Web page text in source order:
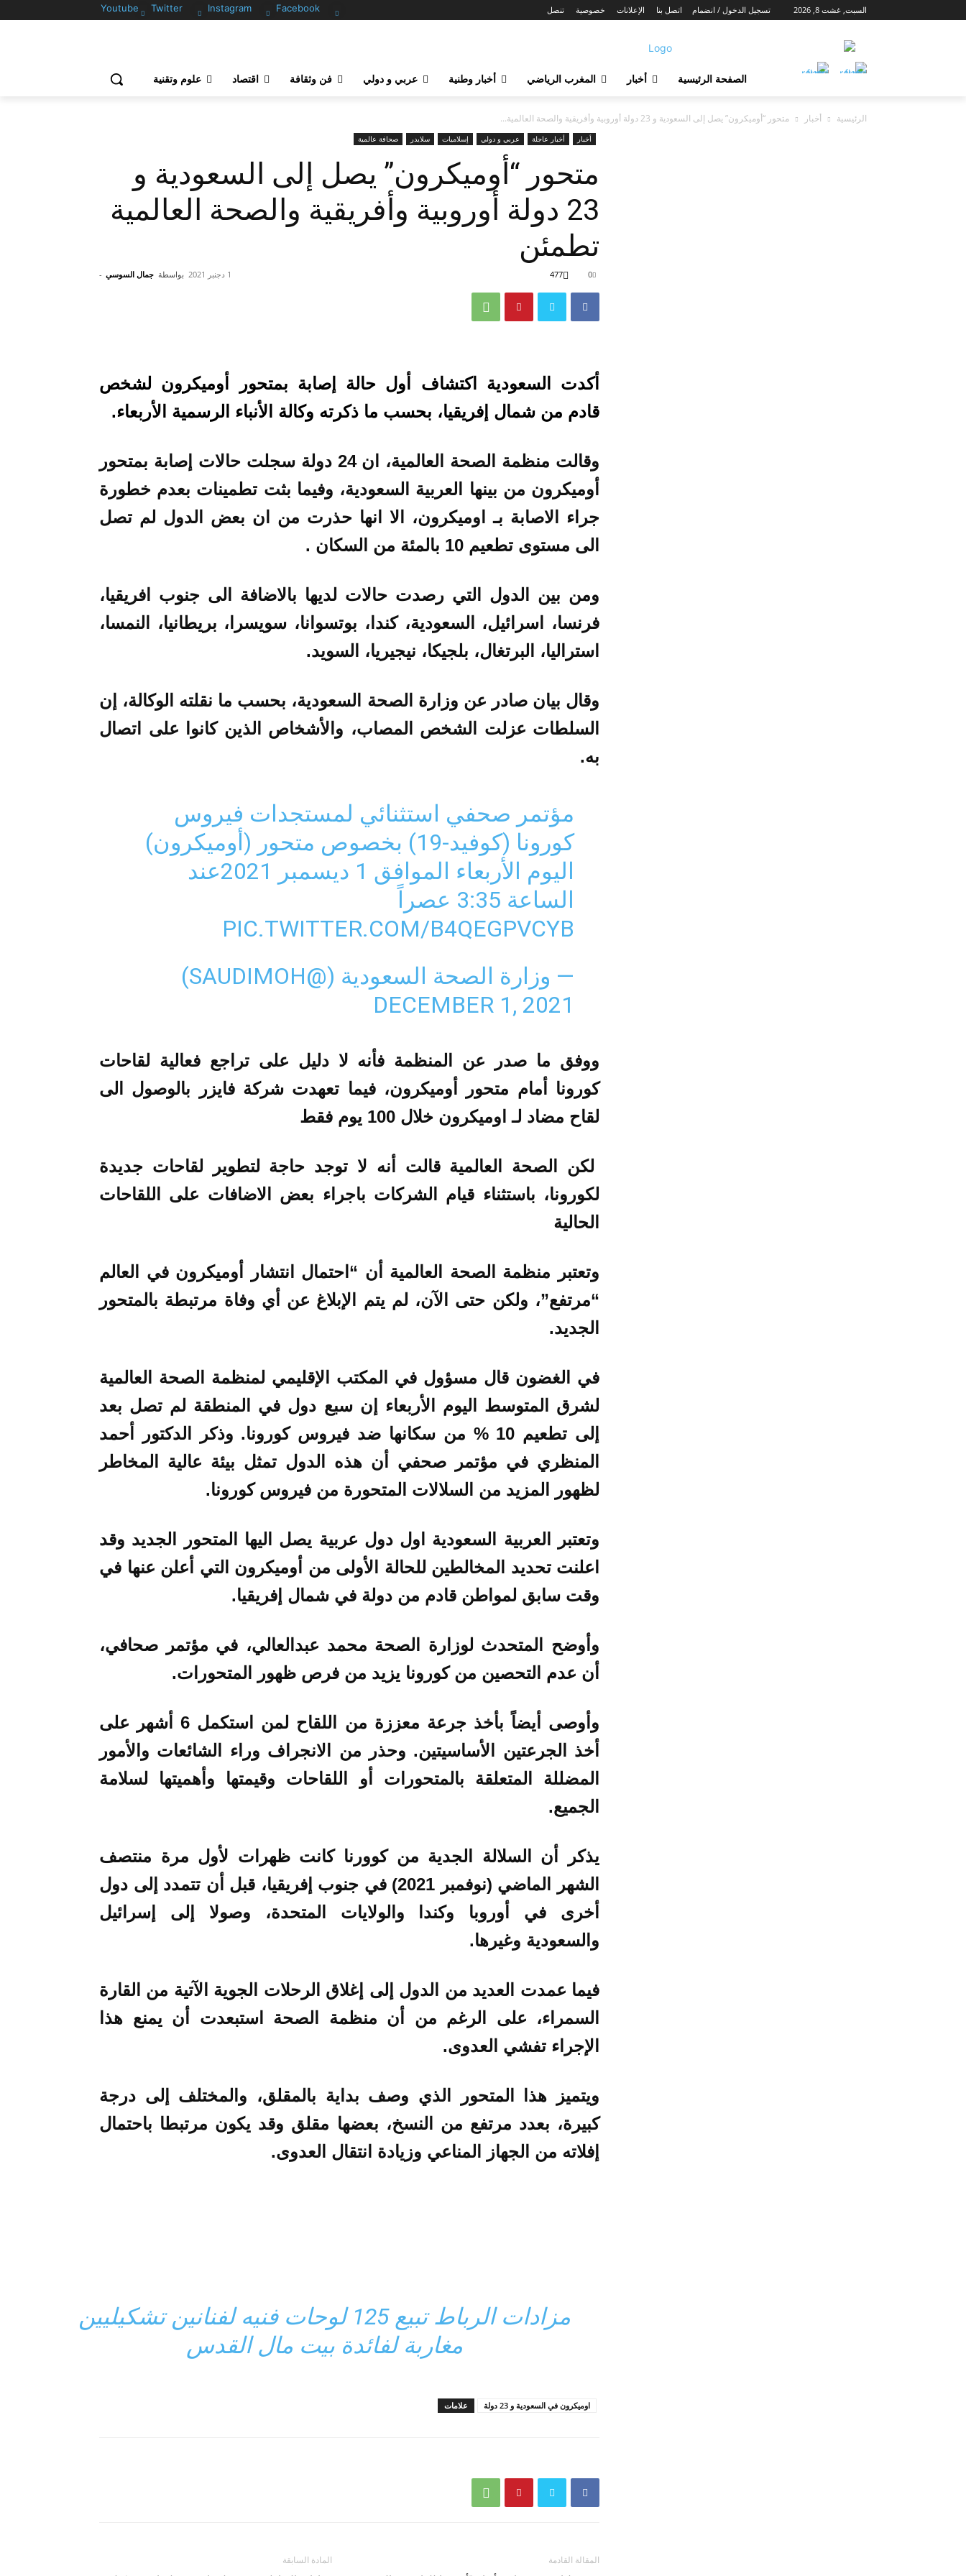
Facebook
Instagram
Twitter
Youtube السبت, غشت 8, 2026 تسجيل الدخول / انضمام تنصل خصوصية الإعلانات اتصل بنا
الصفحة الرئيسية أخبار المغرب الرياضي أخبار وطنية عربي و دولي فن وثقافة اقتصاد علوم وتقنية
الرئيسية أخبار متحور “أوميكرون” يصل إلى السعودية و 23 دولة أوروبية وأفريقية والصحة العالمية...
أخبار أخبار عاجلة عربي و دولي إسلاميات سلايدر صحافة عالمية
متحور “أوميكرون” يصل إلى السعودية و
23 دولة أوروبية وأفريقية والصحة العالمية
تطمئن
بواسطة جمال السوسي - 1 دجنبر 2021 0
477
أكدت السعودية اكتشاف أول حالة إصابة بمتحور أوميكرون لشخص
قادم من شمال إفريقيا، بحسب ما ذكرته وكالة الأنباء الرسمية الأربعاء.
وقالت منظمة الصحة العالمية، ان 24 دولة سجلت حالات إصابة بمتحور
أوميكرون من بينها العربية السعودية، وفيما بثت تطمينات بعدم خطورة
جراء الاصابة بـ اوميكرون، الا انها حذرت من ان بعض الدول لم تصل
الى مستوى تطعيم 10 بالمئة من السكان .
ومن بين الدول التي رصدت حالات لديها بالاضافة الى جنوب افريقيا،
فرنسا، اسرائيل، السعودية، كندا، بوتسوانا، سويسرا، بريطانيا، النمسا،
استراليا، البرتغال، بلجيكا، نيجيريا، السويد.
وقال بيان صادر عن وزارة الصحة السعودية، بحسب ما نقلته الوكالة، إن
السلطات عزلت الشخص المصاب، والأشخاص الذين كانوا على اتصال
به.
كورونا⁩⁩ (⁦كوفيد-19⁩) ⁦بخصوص متحور (أوميكرون)
اليوم الأربعاء الموافق 1 ديسمبر 2021عند
الساعة 3:35 عصراً
PIC.TWITTER.COM/B4QEGPVCYB
— وزارة الصحة السعودية (@SAUDIMOH)
DECEMBER 1, 2021
ووفق ما صدر عن المنظمة فأنه لا دليل على تراجع فعالية لقاحات
كورونا أمام متحور أوميكرون، فيما تعهدت شركة فايزر بالوصول الى
لقاح مضاد لـ اوميكرون خلال 100 يوم فقط
لكن الصحة العالمية قالت أنه لا توجد حاجة لتطوير لقاحات جديدة
لكورونا، باستثناء قيام الشركات باجراء بعض الاضافات على اللقاحات
الحالية
وتعتبر منظمة الصحة العالمية أن “احتمال انتشار أوميكرون في العالم
“مرتفع”، ولكن حتى الآن، لم يتم الإبلاغ عن أي وفاة مرتبطة بالمتحور
الجديد.
في الغضون قال مسؤول في المكتب الإقليمي لمنظمة الصحة العالمية
لشرق المتوسط اليوم الأربعاء إن سبع دول في المنطقة لم تصل بعد
إلى تطعيم 10 % من سكانها ضد فيروس كورونا. وذكر الدكتور أحمد
المنظري في مؤتمر صحفي أن هذه الدول تمثل بيئة عالية المخاطر
لظهور المزيد من السلالات المتحورة من فيروس كورونا.
وتعتبر العربية السعودية اول دول عربية يصل اليها المتحور الجديد وقد
اعلنت تحديد المخالطين للحالة الأولى من أوميكرون التي أعلن عنها في
وقت سابق لمواطن قادم من دولة في شمال إفريقيا.
وأوضح المتحدث لوزارة الصحة محمد عبدالعالي، في مؤتمر صحافي،
أن عدم التحصين من كورونا يزيد من فرص ظهور المتحورات.
وأوصى أيضاً بأخذ جرعة معززة من اللقاح لمن استكمل 6 أشهر على
أخذ الجرعتين الأساسيتين. وحذر من الانجراف وراء الشائعات والأمور
المضللة المتعلقة بالمتحورات أو اللقاحات وقيمتها وأهميتها لسلامة
الجميع.
يذكر أن السلالة الجدية من كوورنا كانت ظهرات لأول مرة منتصف
الشهر الماضي (نوفمبر 2021) في جنوب إفريقيا، قبل أن تتمدد إلى دول
أخرى في أوروبا وكندا والولايات المتحدة، وصولا إلى إسرائيل
والسعودية وغيرها.
فيما عمدت العديد من الدول إلى إغلاق الرحلات الجوية الآتية من القارة
السمراء، على الرغم من أن منظمة الصحة استبعدت أن يمنع هذا
الإجراء تفشي العدوى.
ويتميز هذا المتحور الذي وصف بداية بالمقلق، والمختلف إلى درجة
كبيرة، بعدد مرتفع من النسخ، بعضها مقلق وقد يكون مرتبطا باحتمال
إفلاته من الجهاز المناعي وزيادة انتقال العدوى.
مزادات الرباط تبيع 125 لوحات فنيه لفنانين تشكيليين
مغاربة لفائدة بيت مال القدس
علامات اوميكرون في السعودية و 23 دولة
المادة السابقة المقالة القادمة